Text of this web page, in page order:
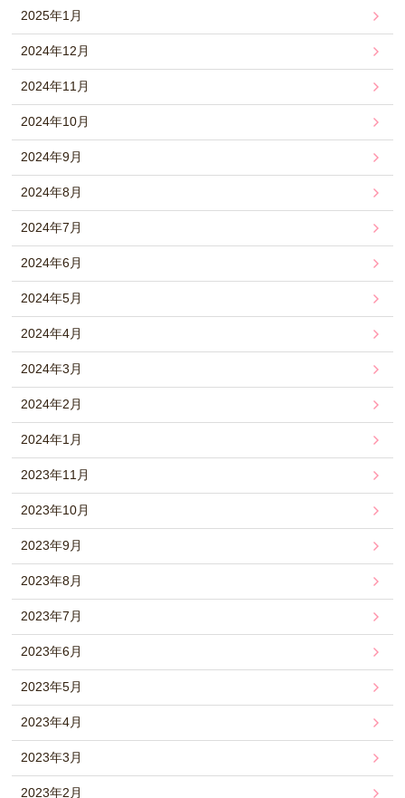
2025年1月
2024年12月
2024年11月
2024年10月
2024年9月
2024年8月
2024年7月
2024年6月
2024年5月
2024年4月
2024年3月
2024年2月
2024年1月
2023年11月
2023年10月
2023年9月
2023年8月
2023年7月
2023年6月
2023年5月
2023年4月
2023年3月
2023年2月